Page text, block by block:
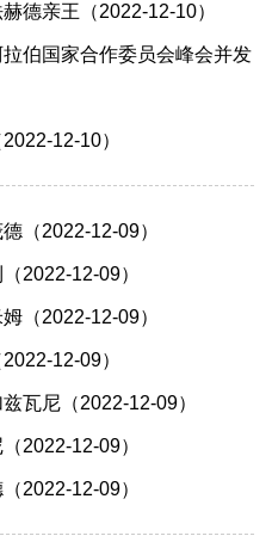
德亲王（2022-12-10）
伯国家合作委员会峰会并发
12-10）
（2022-12-09）
2022-12-09）
（2022-12-09）
12-09）
瓦尼（2022-12-09）
2022-12-09）
2022-12-09）